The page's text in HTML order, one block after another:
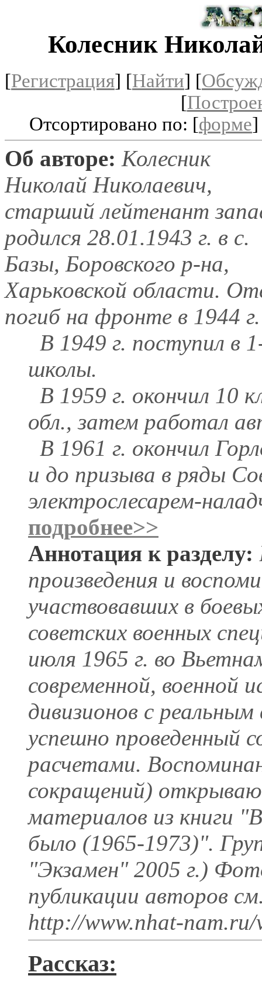
Колесник
[Регистрация] [Найти] [
[
Отсортировано по: [форме
Об авторе: Колесник
Николай Николаевич,
старший лейтенант
родился 28.01.1943 г. в с.
Базы, Боровского р-на,
Харьковской области.
погиб на фронте в 1944 г.
В 1949 г. поступил в
школы.
В 1959 г. окончил 10
обл., затем работал
В 1961 г. окончил
и до призыва в ряды
электрослесарем-
подробнее>>
Аннотация к разделу:
произведения и
участвовавших в
советских военных
июля 1965 г. во
современной, военной
дивизионов с
успешно проведенный
расчетами.
сокращений)
материалов из книги
было (1965-1973)".
"Экзамен" 2005 г.)
публикации авторов
http://www.nhat-
Рассказ: